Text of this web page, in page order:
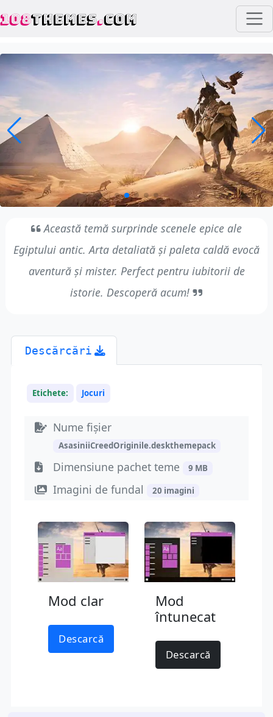
108THEMES.COM
Această temă surprinde scenele epice ale
Egiptului antic. Arta detaliată și paleta caldă evocă
aventură și mister. Perfect pentru iubitorii de
istorie. Descoperă acum!
Descărcări
Etichete: Jocuri
Nume fișier
AsasiniiCreedOriginile.deskthemepack
Dimensiune pachet teme 9 MB
Imagini de fundal 20 imagini
Mod clar
Descarcă
Mod
întunecat
Descarcă